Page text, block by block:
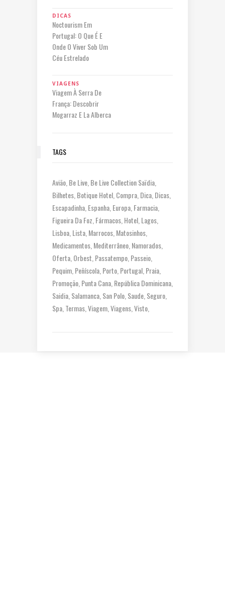
DICAS
Noctourism Em
Portugal: O Que É E
Onde O Viver Sob Um
Céu Estrelado
VIAGENS
Viagem À Serra De
França: Descobrir
Mogarraz E La Alberca
TAGS
Avião Be Live Be Live Collection Saïdia
Bilhetes Botique Hotel Compra Dica Dicas
Escapadinha Espanha Europa Farmacia
Figueira Da Foz Fármacos Hotel Lagos
Lisboa Lista Marrocos Matosinhos
Medicamentos Mediterrâneo Namorados
Oferta Orbest Passatempo Passeio
Pequim Peñíscola Porto Portugal Praia
Promoção Punta Cana República Dominicana
Saidia Salamanca San Polo Saude Seguro
Spa Termas Viagem Viagens Visto